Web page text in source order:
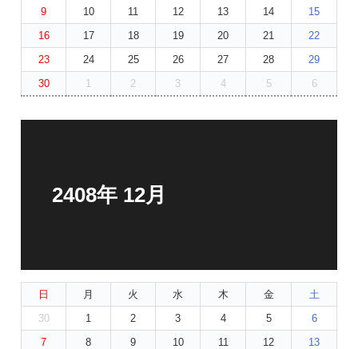
9
10 11 12 13 14
15
16
17 18 19 20 21
22
23
24 25 26 27 28
29
30
1 2 3 4 5 6
2408年 12月
日 月 火 水 木 金
土
30
1 2 3 4 5
6
7
8 9 10 11 12
13